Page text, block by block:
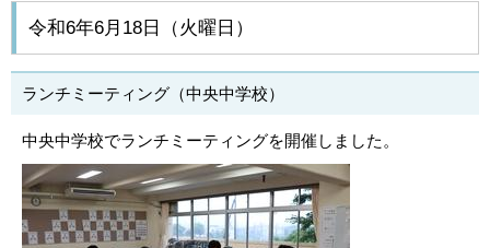
令和6年6月18日（火曜日）
ランチミーティング（中央中学校）
中央中学校でランチミーティングを開催しました。